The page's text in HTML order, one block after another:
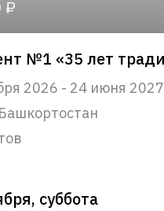
₽
2026 - 24 июня 2027
суббота